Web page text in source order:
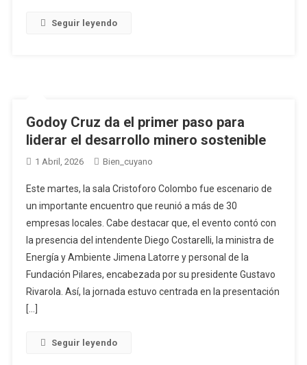
Seguir leyendo
Godoy Cruz da el primer paso para
liderar el desarrollo minero sostenible
1 Abril, 2026 Bien_cuyano
Este martes, la sala Cristoforo Colombo fue escenario de
un importante encuentro que reunió a más de 30
empresas locales. Cabe destacar que, el evento contó con
la presencia del intendente Diego Costarelli, la ministra de
Energía y Ambiente Jimena Latorre y personal de la
Fundación Pilares, encabezada por su presidente Gustavo
Rivarola. Así, la jornada estuvo centrada en la presentación
[…]
Seguir leyendo